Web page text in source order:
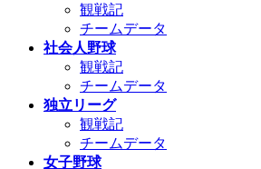
観戦記
チームデータ
社会人野球
観戦記
チームデータ
独立リーグ
観戦記
チームデータ
女子野球